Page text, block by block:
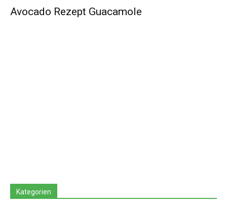
Avocado Rezept Guacamole
Kategorien